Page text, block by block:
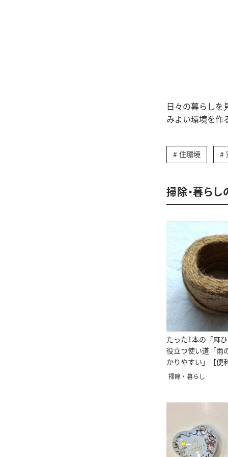
日々の暮らしを
みよい環境を作
住環境
掃除・暮ら
たった1本の「麻
役立つ使い道「雨
かりやすい」【便
選】
掃除・暮らし